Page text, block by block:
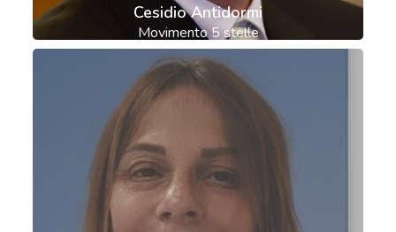
Cesidio Antidormi
Movimento 5 stelle